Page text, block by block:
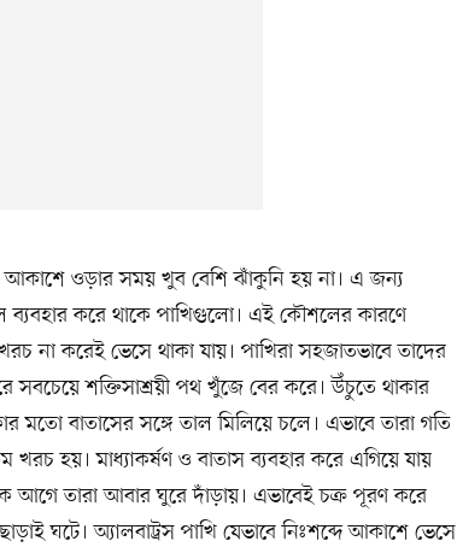
আকাশে ওড়ার সময় খুব বেশি ঝাঁকুনি হয় না। এ জন্য
ব্যবহার করে থাকে পাখিগুলো। এই কৌশলের কারণে
না করেই ভেসে থাকা যায়। পাখিরা সহজাতভাবে তাদের
সবচেয়ে শক্তিসাশ্রয়ী পথ খুঁজে বের করে। উঁচুতে থাকার
মতো বাতাসের সঙ্গে তাল মিলিয়ে চলে। এভাবে তারা গতি
হয়। মাধ্যাকর্ষণ ও বাতাস ব্যবহার করে এগিয়ে যায়
আগে তারা আবার ঘুরে দাঁড়ায়। এভাবেই চক্র পূরণ করে
ঘটে। অ্যালবাট্রস পাখি যেভাবে নিঃশব্দে আকাশে ভেসে